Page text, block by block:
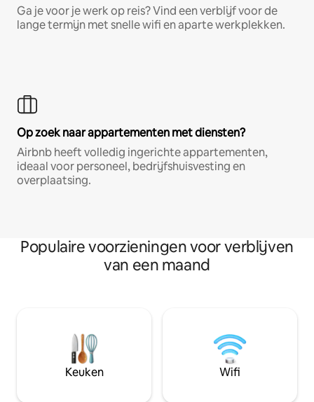
Ga je voor je werk op reis? Vind een verblijf voor de
lange termijn met snelle wifi en aparte werkplekken.
Op zoek naar appartementen met diensten?
Airbnb heeft volledig ingerichte appartementen,
ideaal voor personeel, bedrijfshuisvesting en
overplaatsing.
Populaire voorzieningen voor verblijven
van een maand
Keuken Wifi